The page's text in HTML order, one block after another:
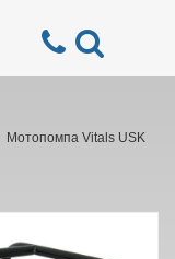
Мотопомпа Vitals USK